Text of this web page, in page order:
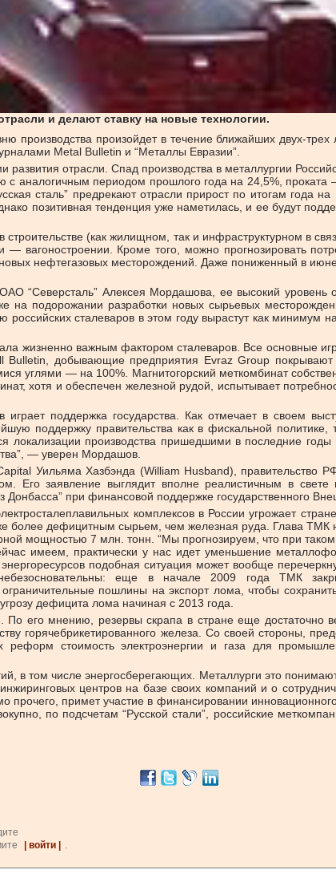
и делают ставку на новые технологии.
производства произойдет в течение ближайших двух-
Metal Bulletin и “Металлы Евразии”.
отрасли. Спад производства в металлургии
аналогичным периодом прошлого года на 24,5%,
сталь” предрекают отрасли прирост по итогам
позитивная тенденция уже наметилась, и ее будут
строительстве (как жилищном, так и инфраструктурном в
вагоностроении. Кроме того, можно прогнозировать
нефтегазовых месторождений. Даже пониженный в
“Северсталь” Алексея Мордашова, ее высокий
подорожании разработки новых сырьевых
сталеваров в этом году вырастут как минимум
жизненно важным фактором сталеваров. Все основные
Bulletin, добывающие предприятия Evraz Group
углями — на 100%. Магнитогорский меткомбинат
хотя и обеспечен железной рудой, испытывает
поддержка государства. Как отмечает в своем
поддержку правительства как в фискальной политике,
локализации производства пришедшими в последние
— уверен Мордашов.
Уильяма Хазбэнда (William Husband), правительство
Его заявление выглядит вполне реалистичным в свете
при финансовой поддержке государственного
комплексов в России угрожает
более дефицитным сырьем, чем железная руда. Глава ТМК
мощностью 7 млн. тонн. “Мы прогнозируем, что при
имеем, практически у нас идет уменьшение
подобная ситуация может вообще
еще в начале 2009 года ТМК
ограничительные пошлины на экспорт лома, чтобы
дефицита лома начиная с 2013 года.
По его мнению, резервы скрапа в стране еще достаточно
горячебрикетированного железа. Со своей стороны,
реформ стоимость электроэнергии и газа для
в том числе энергосберегающих. Металлурги это
центров на базе своих компаний и о
примет участие в финансировании
по подсчетам “Русской стали”, российские
| войти |